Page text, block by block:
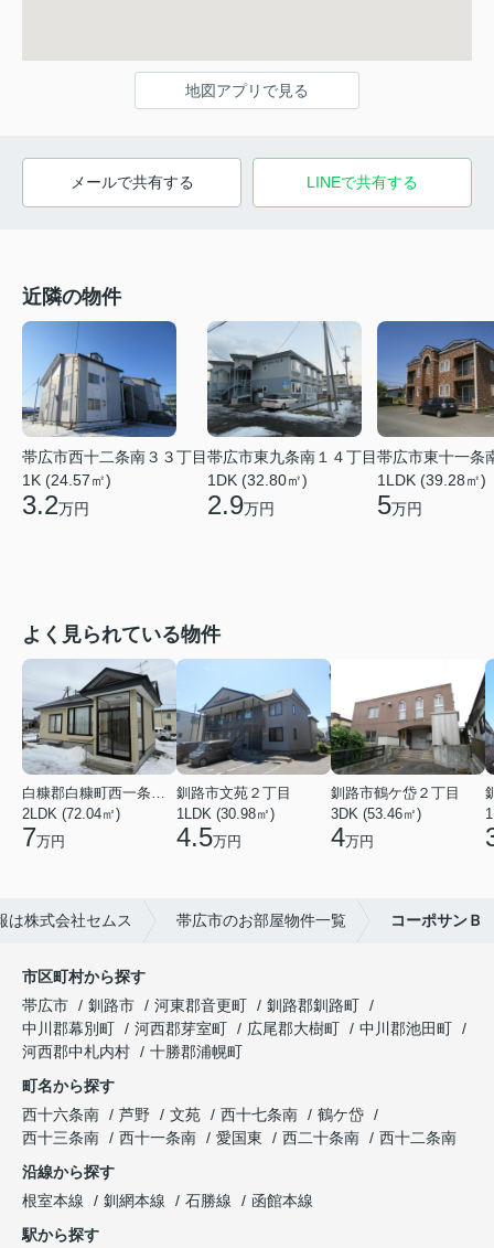
地図アプリで見る
メールで共有する LINEで共有する
近隣の物件
帯広市西十二条南３３丁目
1K (24.57㎡)
3.2万円
帯広市東九条南１４丁目
1DK (32.80㎡)
2.9万円
帯広市東十一条
1LDK (39.28㎡)
5万円
よく見られている物件
白糠郡白糠町西一条南４丁目
2LDK (72.04㎡)
7万円
釧路市文苑２丁目
1LDK (30.98㎡)
4.5万円
釧路市鶴ケ岱２丁目
3DK (53.46㎡)
4万円
は株式会社セムス 帯広市のお部屋物件一覧 コーポサンＢ
市区町村から探す
帯広市
釧路市 河東郡音更町
釧路郡釧路町
中川郡幕別町
河西郡芽室町 広尾郡大樹町
中川郡池田町
河西郡中札内村
十勝郡浦幌町
町名から探す
西十六条南
芦野 文苑 西十七条南
鶴ケ岱
西十三条南
西十一条南 愛国東 西二十条南
西十二条南
沿線から探す
根室本線
釧網本線 石勝線
函館本線
駅から探す